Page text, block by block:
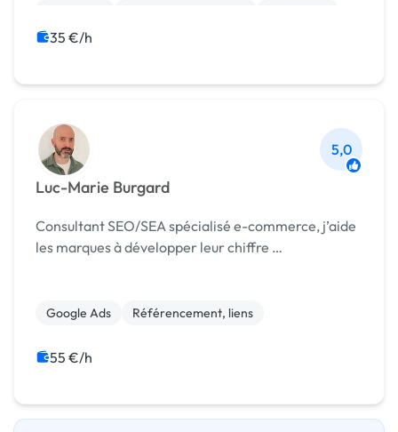
Web Analytics
35 €/h
Luc-Marie Burgard
5,0
Consultant SEO/SEA spécialisé e-commerce, j’aide
les marques à développer leur chiffre …
Google Ads Référencement, liens
55 €/h